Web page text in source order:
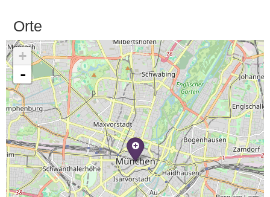
Orte
+
-